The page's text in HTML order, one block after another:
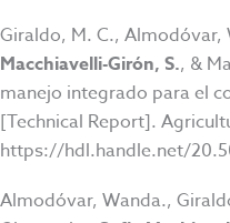
Giraldo, M. C., Almodóvar,
Macchiavelli-Girón, S., &
manejo integrado para el
[Technical Report].
https://hdl.handle.net/
Almodóvar, Wanda.,